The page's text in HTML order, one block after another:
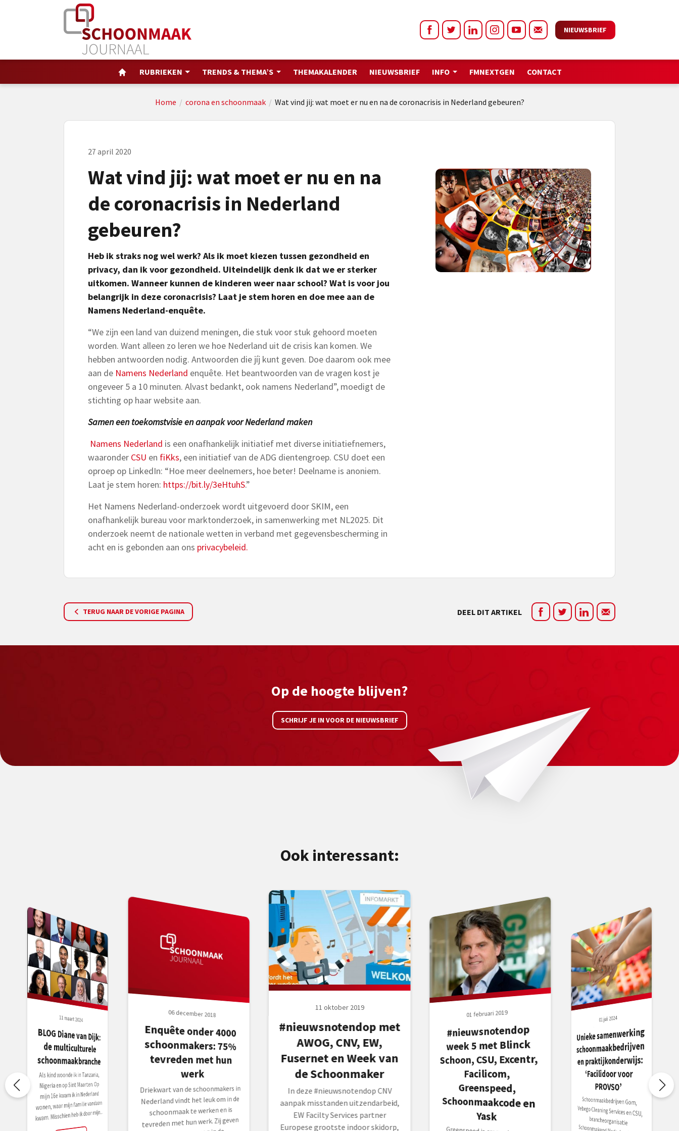
NIEUWSBRIEF
RUBRIEKEN TRENDS & THEMA’S THEMAKALENDER NIEUWSBRIEF INFO FMNEXTGEN CONTACT
Home / corona en schoonmaak/ Wat vind jij: wat moet er nu en na de coronacrisis in Nederland gebeuren?
27 april 2020
Wat vind jij: wat moet er nu en na
de coronacrisis in Nederland
gebeuren?
Heb ik straks nog wel werk? Als ik moet kiezen tussen gezondheid en
privacy, dan ik voor gezondheid. Uiteindelijk denk ik dat we er sterker
uitkomen. Wanneer kunnen de kinderen weer naar school? Wat is voor jou
belangrijk in deze coronacrisis? Laat je stem horen en doe mee aan de
Namens Nederland-enquête.
“We zijn een land van duizend meningen, die stuk voor stuk gehoord moeten
worden. Want alleen zo leren we hoe Nederland uit de crisis kan komen. We
hebben antwoorden nodig. Antwoorden die jíj kunt geven. Doe daarom ook mee
aan de Namens Nederland enquête. Het beantwoorden van de vragen kost je
ongeveer 5 a 10 minuten. Alvast bedankt, ook namens Nederland”, moedigt de
stichting op haar website aan.
Samen een toekomstvisie en aanpak voor Nederland maken
Namens Nederland is een onafhankelijk initiatief met diverse initiatiefnemers,
waaronder CSU en fiKks, een initiatief van de ADG dientengroep. CSU doet een
oproep op LinkedIn: “Hoe meer deelnemers, hoe beter! Deelname is anoniem.
Laat je stem horen: https://bit.ly/3eHtuhS.”
Het Namens Nederland-onderzoek wordt uitgevoerd door SKIM, een
onafhankelijk bureau voor marktonderzoek, in samenwerking met NL2025. Dit
onderzoek neemt de nationale wetten in verband met gegevensbescherming in
acht en is gebonden aan ons privacybeleid.
TERUG NAAR DE VORIGE PAGINA DEEL DIT ARTIKEL
Op de hoogte blijven?
SCHRIJF JE IN VOOR DE NIEUWSBRIEF
Ook interessant:
11 maart 2024
BLOG Diane van Dijk:
de multiculturele
schoonmaakbranche
Als kind woonde ik in Tanzania,
Nigeria en op Sint Maarten. Op
mijn 16e kwam ik in Nederland
wonen, waar mijn familie vandaan
kwam. Misschien heb ik door mijn...
06 december 2018
Enquête onder 4000
schoonmakers: 75%
tevreden met hun
werk
Driekwart van de schoonmakers in
Nederland vindt het leuk om in de
schoonmaak te werken en is
tevreden met hun werk. Zij geven
11 oktober 2019
#nieuwsnotendop met
AWOG, CNV, EW,
Fusernet en Week van
de Schoonmaker
In deze #nieuwsnotendop CNV
aanpak misstanden uitzendarbeid,
EW Facilty Services partner
Europese grootste indoor skidorp,
01 februari 2019
#nieuwsnotendop
week 5 met Blinck
Schoon, CSU, Excentr,
Facilicom,
Greenspeed,
Schoonmaakcode en
Yask
01 juli 2024
Unieke samenwerking
schoonmaakbedrijven
en praktijkonderwijs:
‘Facilidoor voor
PROVSO’
Schoonmaakbedrijven Gom,
Vebego Cleaning Services en CSU,
brancheorganisatie
Schoonmakend Nederland en de